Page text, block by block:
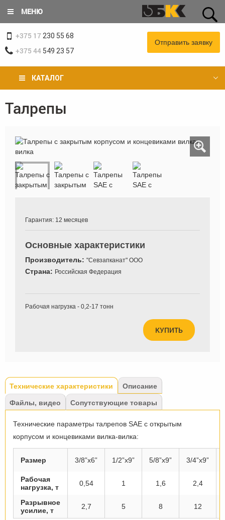
основному
содержанию
МЕНЮ
+375 17 230 55 68
+375 44 549 23 57
Отправить заявку
КАТАЛОГ
Вы
Талрепы
Гарантия: 12 месяцев
Основные характеристики
Производитель: "Севзапканат" ООО
Страна: Российская Федерация
КУПИТЬ
Рабочая нагрузка - 0,2-17 тонн
Tabs
Технические характеристики (активная
вкладка)
Описание
Файлы, видео Сопутствующие товары
Технические параметры талрепов SAE с открытым
корпусом и концевиками вилка-вилка:
Размер 3/8”x6” 1/2”x9” 5/8”x9” 3/4”x9”
Рабочая
нагрузка, т
0,54 1 1,6 2,4
Разрывное
усилие, т
2,7 5 8 12